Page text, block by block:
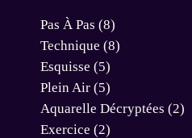
Pas À Pas (8)
Technique (8)
Esquisse (5)
Plein Air (5)
Aquarelle Décryptées (2)
Exercice (2)